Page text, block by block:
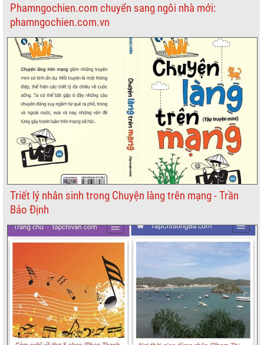
Phamngochien.com chuyển sang ngôi nhà mới:
phamngochien.com.vn
Triết lý nhân sinh trong Chuyện làng trên mạng - Trần
Bảo Định